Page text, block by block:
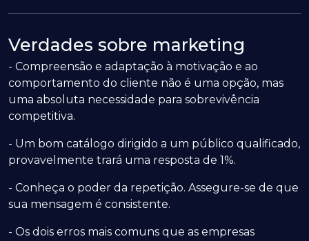
Verdades sobre marketing
- Compreensão e adaptação à motivação e ao
comportamento do cliente não é uma opção, mas
uma absoluta necessidade para sobrevivência
competitiva.
- Um bom catálogo dirigido a um público qualificado,
provavelmente trará uma resposta de 1%.
- Conheça o poder da repetição. Assegure-se de que
sua mensagem é consistente.
- Os dois erros mais comuns que as empresas